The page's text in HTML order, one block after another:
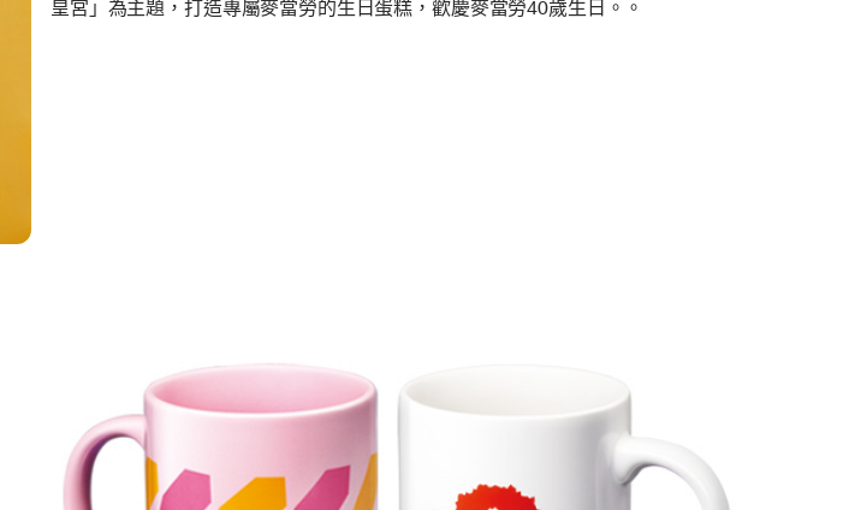
皇宮」為主題，打造專屬麥當勞的生日蛋糕，歡慶麥當勞40歲生日。。